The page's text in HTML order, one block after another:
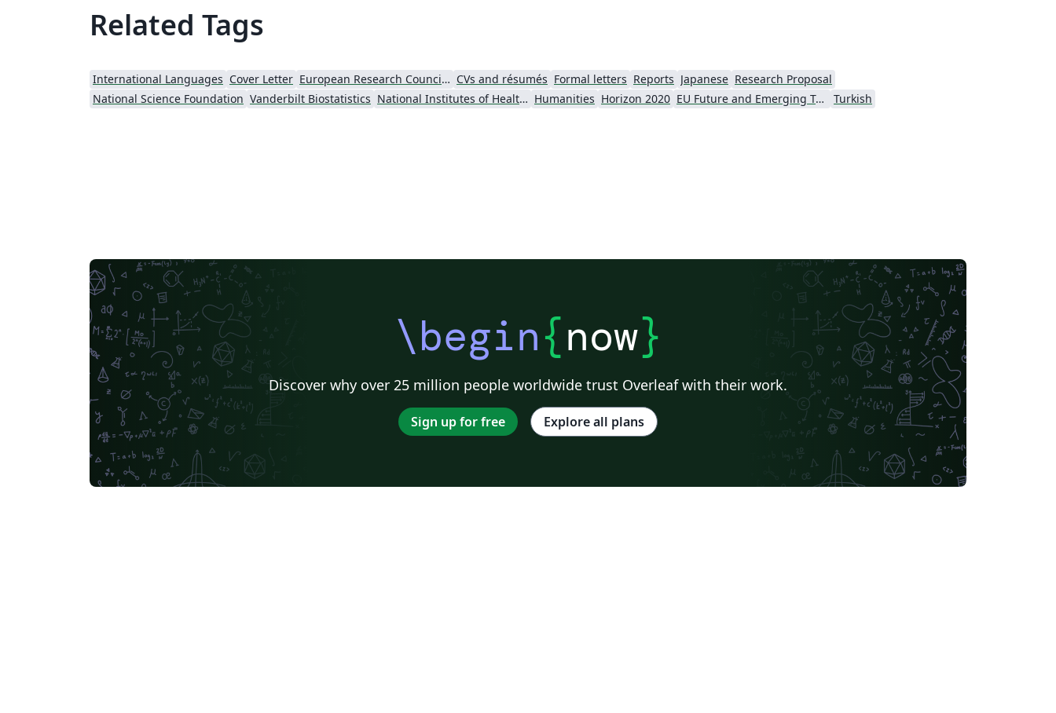
Related Tags
International Languages Cover Letter European Research Council (ERC) CVs and résumés Formal letters Reports Japanese Research Proposal
National Science Foundation Vanderbilt Biostatistics National Institutes of Health (NIH) Humanities Horizon 2020 EU Future and Emerging Technologies (FET) Turkish
\begin{now}
Discover why over 25 million people worldwide trust Overleaf with their work.
Sign up for free Explore all plans